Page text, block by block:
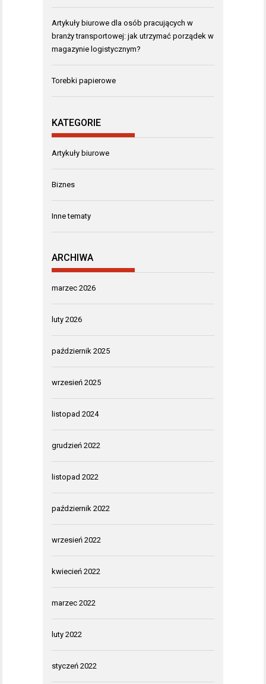
Artykuły biurowe dla osób pracujących w
branży transportowej: jak utrzymać porządek w
magazynie logistycznym?
Torebki papierowe
KATEGORIE
Artykuły biurowe
Biznes
Inne tematy
ARCHIWA
marzec 2026
luty 2026
październik 2025
wrzesień 2025
listopad 2024
grudzień 2022
listopad 2022
październik 2022
wrzesień 2022
kwiecień 2022
marzec 2022
luty 2022
styczeń 2022